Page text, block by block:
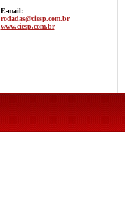
E-mail:
rodadas@ciesp.com.br
www.ciesp.com.br